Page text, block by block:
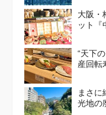
大阪・
ット『
“天下
産回転
まさに
光地の